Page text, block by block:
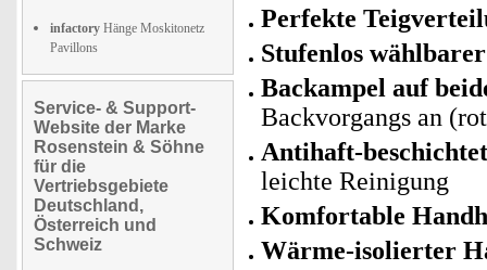
infactory Hänge Moskitonetz
Pavillons
Service- & Support-
Website der Marke
Rosenstein & Söhne
für die
Vertriebsgebiete
Deutschland,
Österreich und
Schweiz
Perfekte
Stufenlos
Backampel auf
Backvorgangs an
Antihaft-
leichte Reinigung
Komfortable
Wärme-isolierter